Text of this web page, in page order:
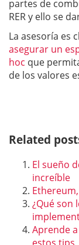
partes de
RER y ello se
La asesoría es
asegurar un
hoc que
de los valores
Related
El sueño
increíble
¿Qué son
Aprende